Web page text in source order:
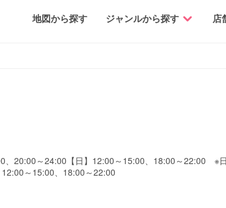
地図から探す ジャンルから探す 店
、20:00～24:00【日】12:00～15:00、18:00～22:00 ※
～15:00、18:00～22:00